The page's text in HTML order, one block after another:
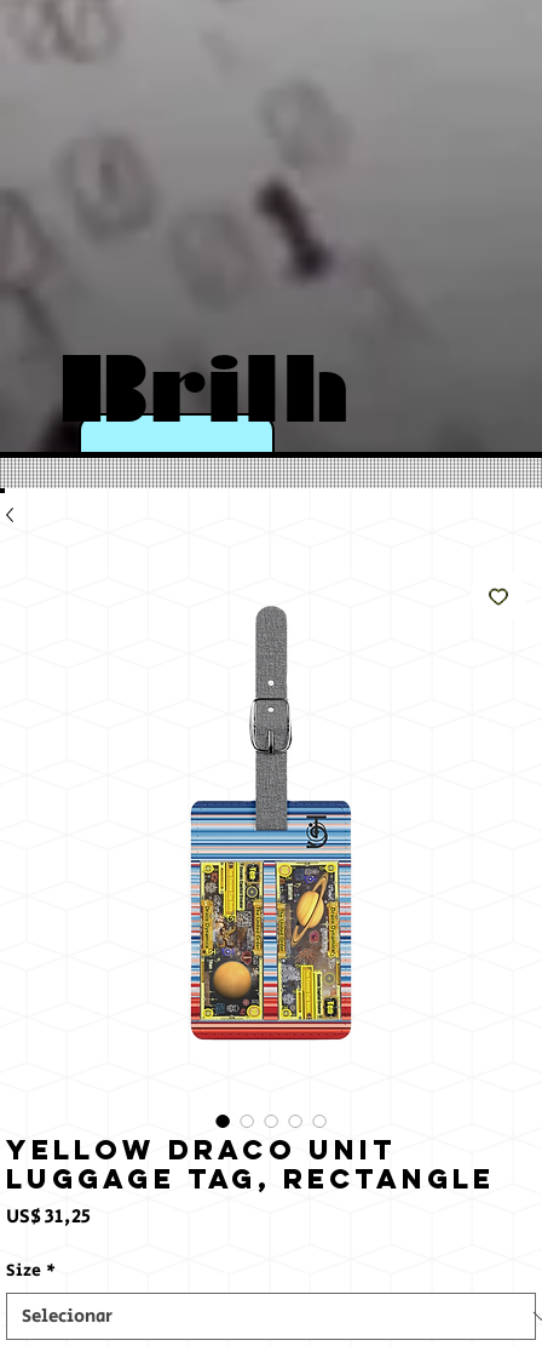
Brilh
e
como
o sol
Yellow Draco Unit
Luggage Tag, Rectangle
US$ 31,25
Size *